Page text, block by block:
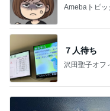
Amebaトピッ
７人待ち
沢田聖子オフ